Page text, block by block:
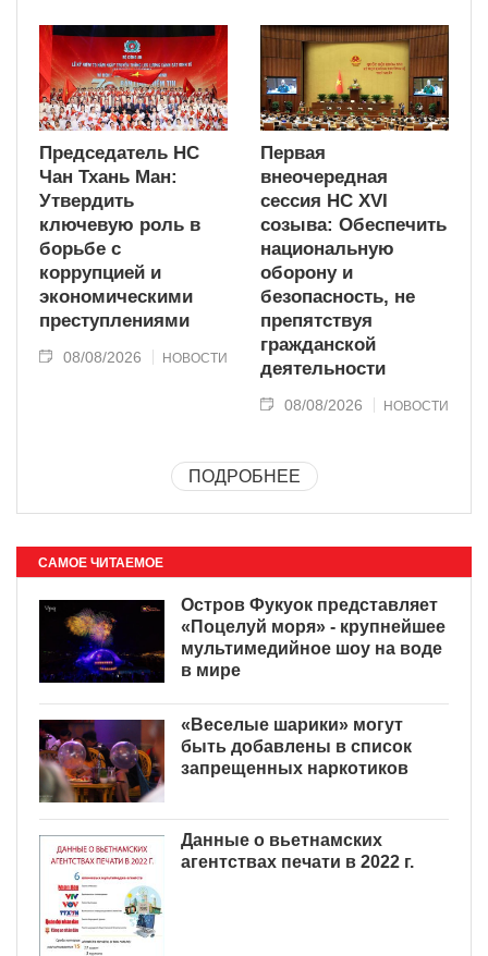
Председатель НС
Чан Тхань Ман:
Утвердить
ключевую роль в
борьбе с
коррупцией и
экономическими
преступлениями
08/08/2026 НОВОСТИ
Первая
внеочередная
сессия НС XVI
созыва: Обеспечить
национальную
оборону и
безопасность, не
препятствуя
гражданской
деятельности
08/08/2026 НОВОСТИ
ПОДРОБНЕЕ
САМОЕ ЧИТАЕМОЕ
Остров Фукуок представляет
«Поцелуй моря» - крупнейшее
мультимедийное шоу на воде
в мире
«Веселые шарики» могут
быть добавлены в список
запрещенных наркотиков
Данные о вьетнамских
агентствах печати в 2022 г.